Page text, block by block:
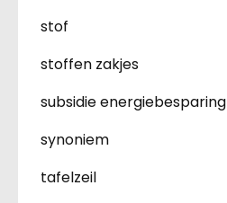
stof
stoffen zakjes
subsidie energiebesparing
synoniem
tafelzeil